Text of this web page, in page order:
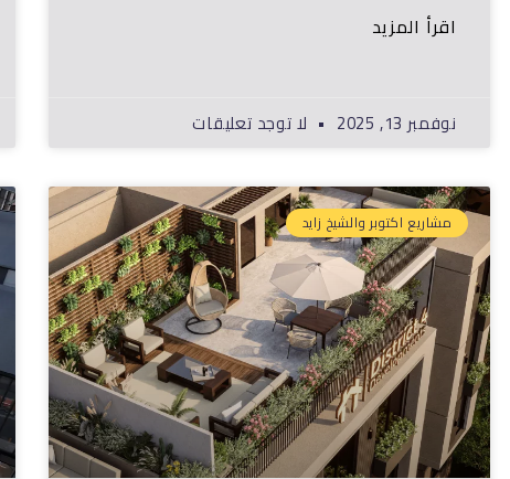
اقرأ المزيد
نوفمبر 13, 2025 لا توجد تعليقات
مشاريع اكتوبر والشيخ زايد